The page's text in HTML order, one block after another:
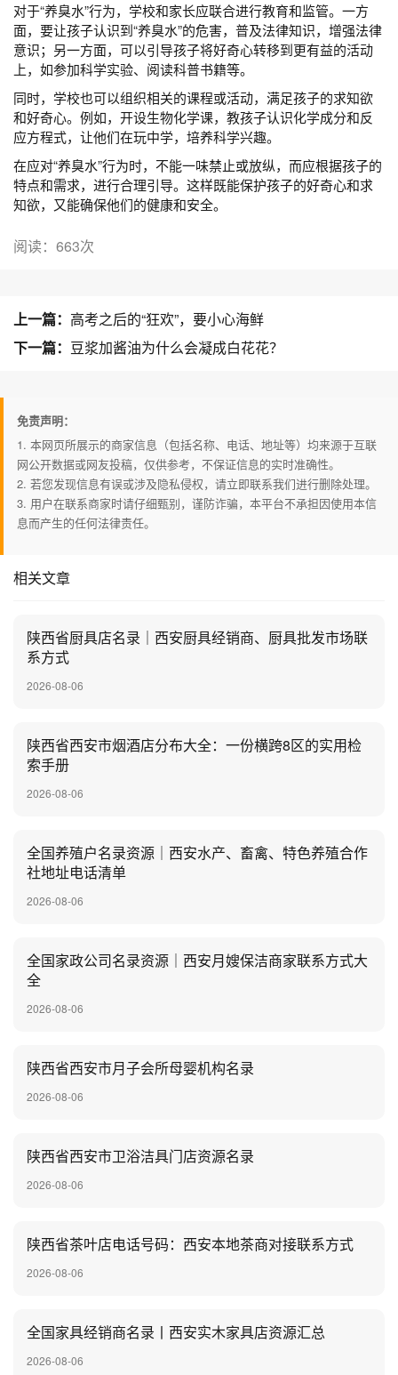
对于“养臭水”行为，学校和家长应联合进行教育和监管。一方
面，要让孩子认识到“养臭水”的危害，普及法律知识，增强法律
意识；另一方面，可以引导孩子将好奇心转移到更有益的活动
上，如参加科学实验、阅读科普书籍等。
同时，学校也可以组织相关的课程或活动，满足孩子的求知欲
和好奇心。例如，开设生物化学课，教孩子认识化学成分和反
应方程式，让他们在玩中学，培养科学兴趣。
在应对“养臭水”行为时，不能一味禁止或放纵，而应根据孩子的
特点和需求，进行合理引导。这样既能保护孩子的好奇心和求
知欲，又能确保他们的健康和安全。
阅读：663次
上一篇： 高考之后的“狂欢”，要小心海鲜
下一篇： 豆浆加酱油为什么会凝成白花花？
免责声明：
1. 本网页所展示的商家信息（包括名称、电话、地址等）均来源于互联
网公开数据或网友投稿，仅供参考，不保证信息的实时准确性。
2. 若您发现信息有误或涉及隐私侵权，请立即联系我们进行删除处理。
3. 用户在联系商家时请仔细甄别，谨防诈骗，本平台不承担因使用本信
息而产生的任何法律责任。
相关文章
陕西省厨具店名录｜西安厨具经销商、厨具批发市场联
系方式
2026-08-06
陕西省西安市烟酒店分布大全：一份横跨8区的实用检
索手册
2026-08-06
全国养殖户名录资源｜西安水产、畜禽、特色养殖合作
社地址电话清单
2026-08-06
全国家政公司名录资源｜西安月嫂保洁商家联系方式大
全
2026-08-06
陕西省西安市月子会所母婴机构名录
2026-08-06
陕西省西安市卫浴洁具门店资源名录
2026-08-06
陕西省茶叶店电话号码：西安本地茶商对接联系方式
2026-08-06
全国家具经销商名录丨西安实木家具店资源汇总
2026-08-06